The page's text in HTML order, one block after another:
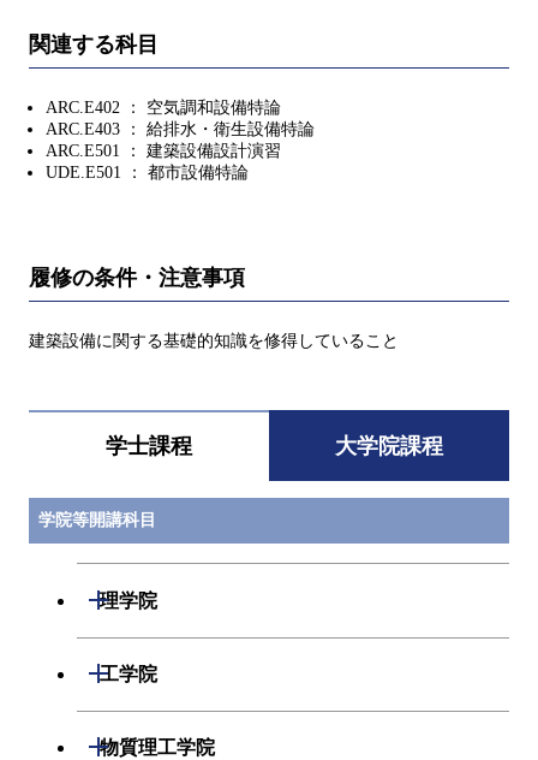
関連する科目
ARC.E402 ： 空気調和設備特論
ARC.E403 ： 給排水・衛生設備特論
ARC.E501 ： 建築設備設計演習
UDE.E501 ： 都市設備特論
履修の条件・注意事項
建築設備に関する基礎的知識を修得していること
学士課程 大学院課程
学院等開講科目
理学院
開閉
工学院
開閉
機械系
開閉
物質理工学院
開閉